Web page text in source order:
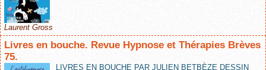
Laurent Gross
Livres en bouche. Revue Hypnose et Thérapies Brèves
75.
LIVRES EN BOUCHE PAR JULIEN BETBÈZE DESSIN